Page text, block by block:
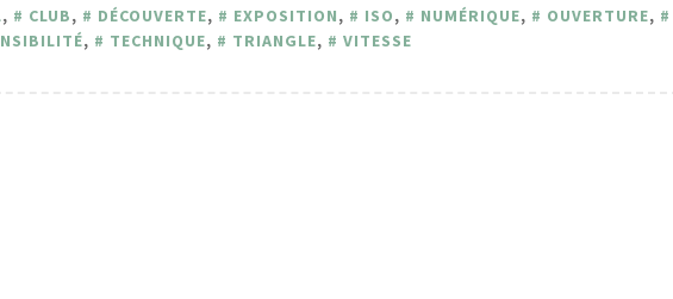
, CLUB, DÉCOUVERTE, EXPOSITION, ISO, NUMÉRIQUE, OUVERTURE,
, TECHNIQUE, TRIANGLE, VITESSE